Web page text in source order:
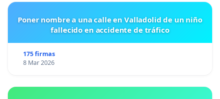
Poner nombre a una calle en Valladolid de un niño
fallecido en accidente de tráfico
175 firmas
8 Mar 2026